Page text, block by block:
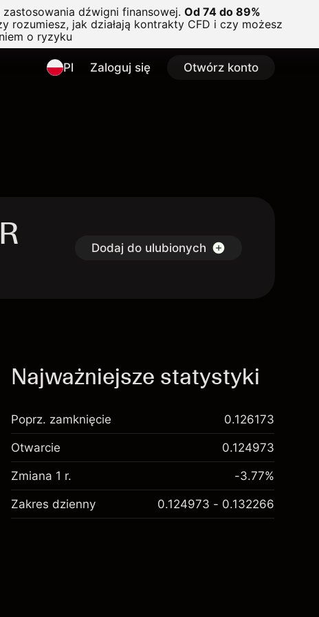
dźwigni finansowej. Od 74 do 89%
rozumiesz, jak działają kontrakty CFD i czy możesz
o ryzyku
Pl Zaloguj się Otwórz konto
Dodaj do ulubionych
Najważniejsze statystyki
Poprz. zamknięcie 0.126173
Otwarcie 0.124973
Zmiana 1 r. -3.77%
Zakres dzienny 0.124973 - 0.132266